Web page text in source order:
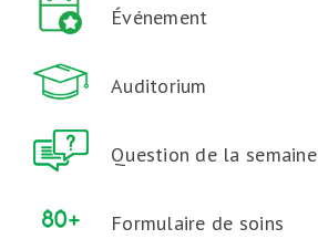
Événement
Auditorium
Question de la semaine
Formulaire de soins